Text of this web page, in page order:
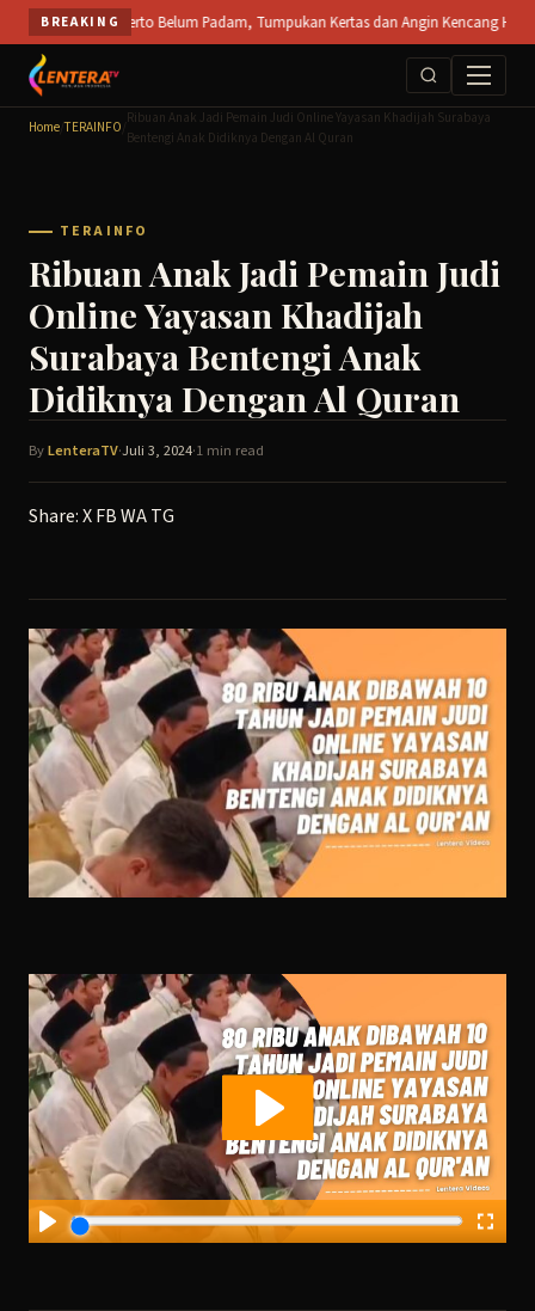
Skip
to
content
BREAKING
PT SPS Mojokerto Belum Padam, Tumpukan Kertas dan Angin Kencang
Home /TERAINFO
Ribuan Anak Jadi Pemain Judi Online Yayasan Khadijah Surabaya
Bentengi Anak Didiknya Dengan Al Quran
TERAINFO
Ribuan Anak Jadi Pemain Judi
Online Yayasan Khadijah
Surabaya Bentengi Anak
Didiknya Dengan Al Quran
ByLenteraTV·Juli 3, 2024·1 min read
Share:XFBWATG